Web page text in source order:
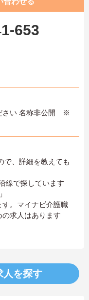
653
さい 名称非公開 ※
で、詳細を教えても
線で探しています
す。マイナビ介護職
求人はあります
人を探す